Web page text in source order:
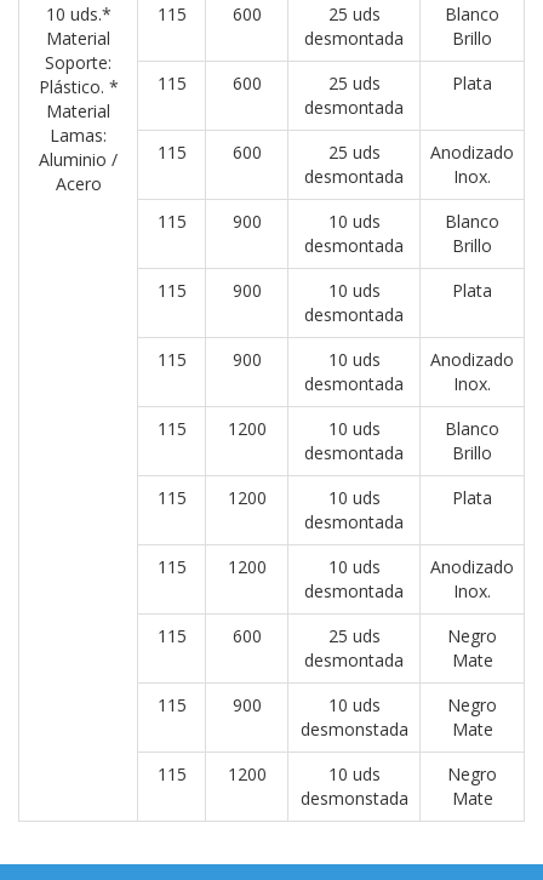
10 uds.*
Material
Soporte:
Plástico. *
Material
Lamas:
Aluminio /
Acero
115 600
25 uds
desmontada
Blanco
Brillo
115
600
25 uds
desmontada
Plata
115 600
25 uds
desmontada
Anodizado
Inox.
115
900
10 uds
desmontada
Blanco
Brillo
115
900
10 uds
desmontada
Plata
115 900
10 uds
desmontada
Anodizado
Inox.
115
1200
10 uds
desmontada
Blanco
Brillo
115
1200
10 uds
desmontada
Plata
115 1200
10 uds
desmontada
Anodizado
Inox.
115
600
25 uds
desmontada
Negro
Mate
115
900
10 uds
desmonstada
Negro
Mate
115
1200
10 uds
desmonstada
Negro
Mate